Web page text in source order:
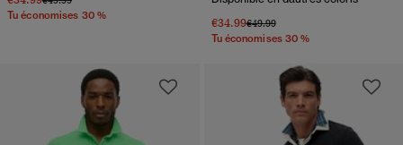
Tu économises 30 %
€34.99Prix réduit de
€49.99à
Tu économises 30 %